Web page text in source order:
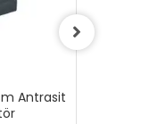
Antrasit